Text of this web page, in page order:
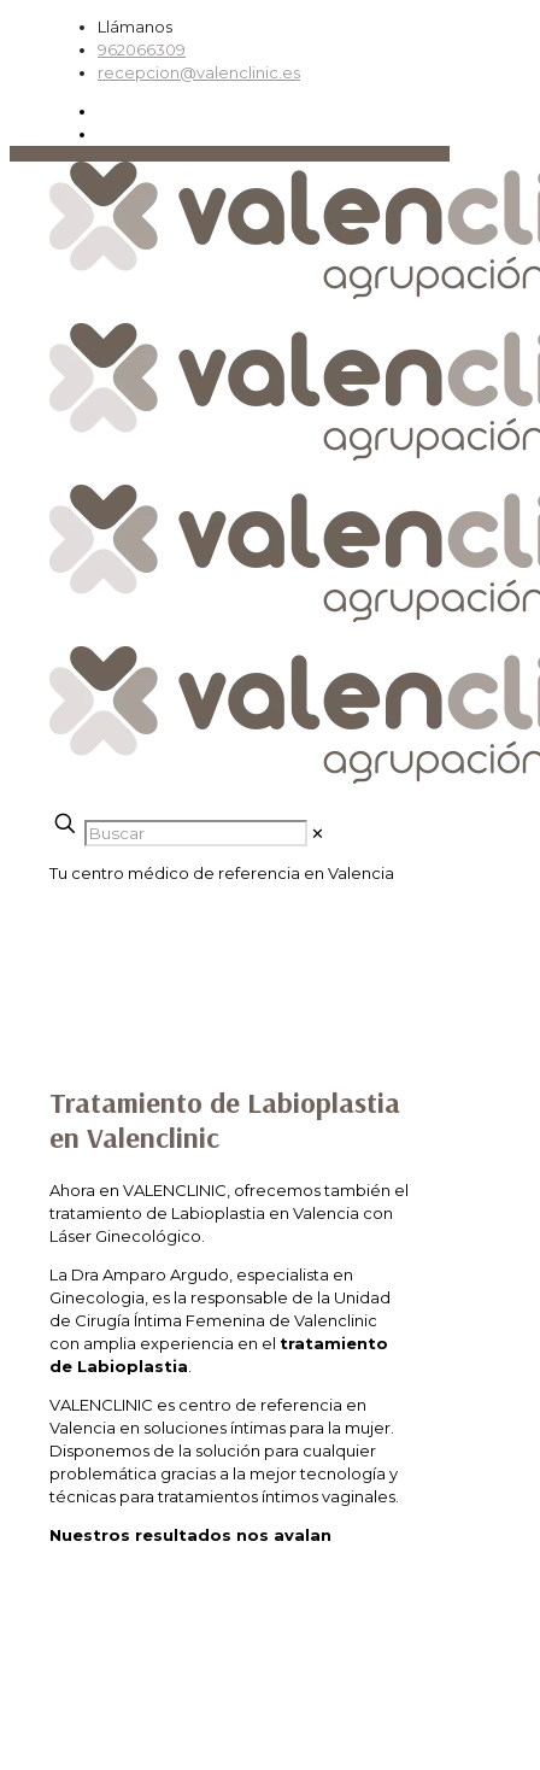
Llámanos
962066309
recepcion@valenclinic.es
✕
Tu centro médico de referencia en Valencia
Tratamiento de Labioplastia
en Valenclinic
Ahora en VALENCLINIC, ofrecemos también el
tratamiento de Labioplastia en Valencia con
Láser Ginecológico.
La Dra Amparo Argudo, especialista en
Ginecologia, es la responsable de la Unidad
de Cirugía Íntima Femenina de Valenclinic
con amplia experiencia en el tratamiento
de Labioplastia.
VALENCLINIC es centro de referencia en
Valencia en soluciones íntimas para la mujer.
Disponemos de la solución para cualquier
problemática gracias a la mejor tecnología y
técnicas para tratamientos íntimos vaginales.
Nuestros resultados nos avalan